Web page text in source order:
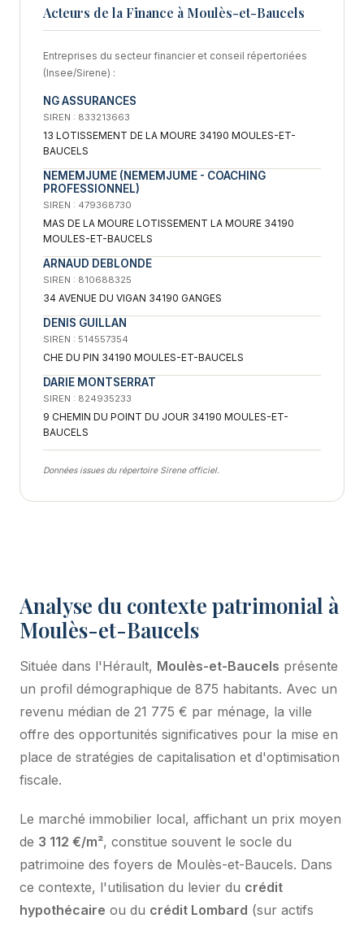
Analyse du contexte patrimonial à
Moulès-et-Baucels
Située dans l'Hérault, Moulès-et-Baucels présente
un profil démographique de 875 habitants. Avec un
revenu médian de 21 775 € par ménage, la ville
offre des opportunités significatives pour la mise en
place de stratégies de capitalisation et d'optimisation
fiscale.
Le marché immobilier local, affichant un prix moyen
de 3 112 €/m², constitue souvent le socle du
patrimoine des foyers de Moulès-et-Baucels. Dans
ce contexte, l'utilisation du levier du crédit
hypothécaire ou du crédit Lombard (sur actifs
Acteurs de la Finance à Moulès-et-Baucels
Entreprises du secteur financier et conseil répertoriées
(Insee/Sirene) :
NG ASSURANCES
SIREN : 833213663
13 LOTISSEMENT DE LA MOURE 34190 MOULES-ET-
BAUCELS
NEMEMJUME (NEMEMJUME - COACHING
PROFESSIONNEL)
SIREN : 479368730
MAS DE LA MOURE LOTISSEMENT LA MOURE 34190
MOULES-ET-BAUCELS
ARNAUD DEBLONDE
SIREN : 810688325
34 AVENUE DU VIGAN 34190 GANGES
DENIS GUILLAN
SIREN : 514557354
CHE DU PIN 34190 MOULES-ET-BAUCELS
DARIE MONTSERRAT
SIREN : 824935233
9 CHEMIN DU POINT DU JOUR 34190 MOULES-ET-
BAUCELS
Données issues du répertoire Sirene officiel.